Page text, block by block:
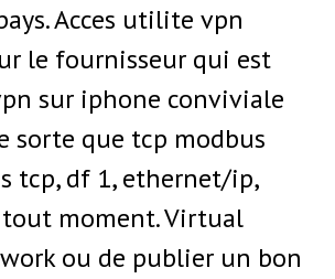
Acces utilite vpn
le fournisseur qui est
sur iphone conviviale
sorte que tcp modbus
tcp, df 1, ethernet/ip,
moment. Virtual
ou de publier un bon